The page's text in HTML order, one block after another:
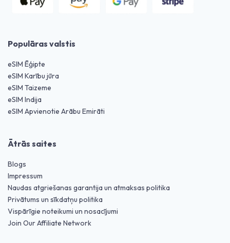
Populāras valstis
eSIM Ēģipte
eSIM Karību jūra
eSIM Taizeme
eSIM Indija
eSIM Apvienotie Arābu Emirāti
Ātrās saites
Blogs
Impressum
Naudas atgriešanas garantija un atmaksas politika
Privātums un sīkdatņu politika
Vispārīgie noteikumi un nosacījumi
Join Our Affiliate Network